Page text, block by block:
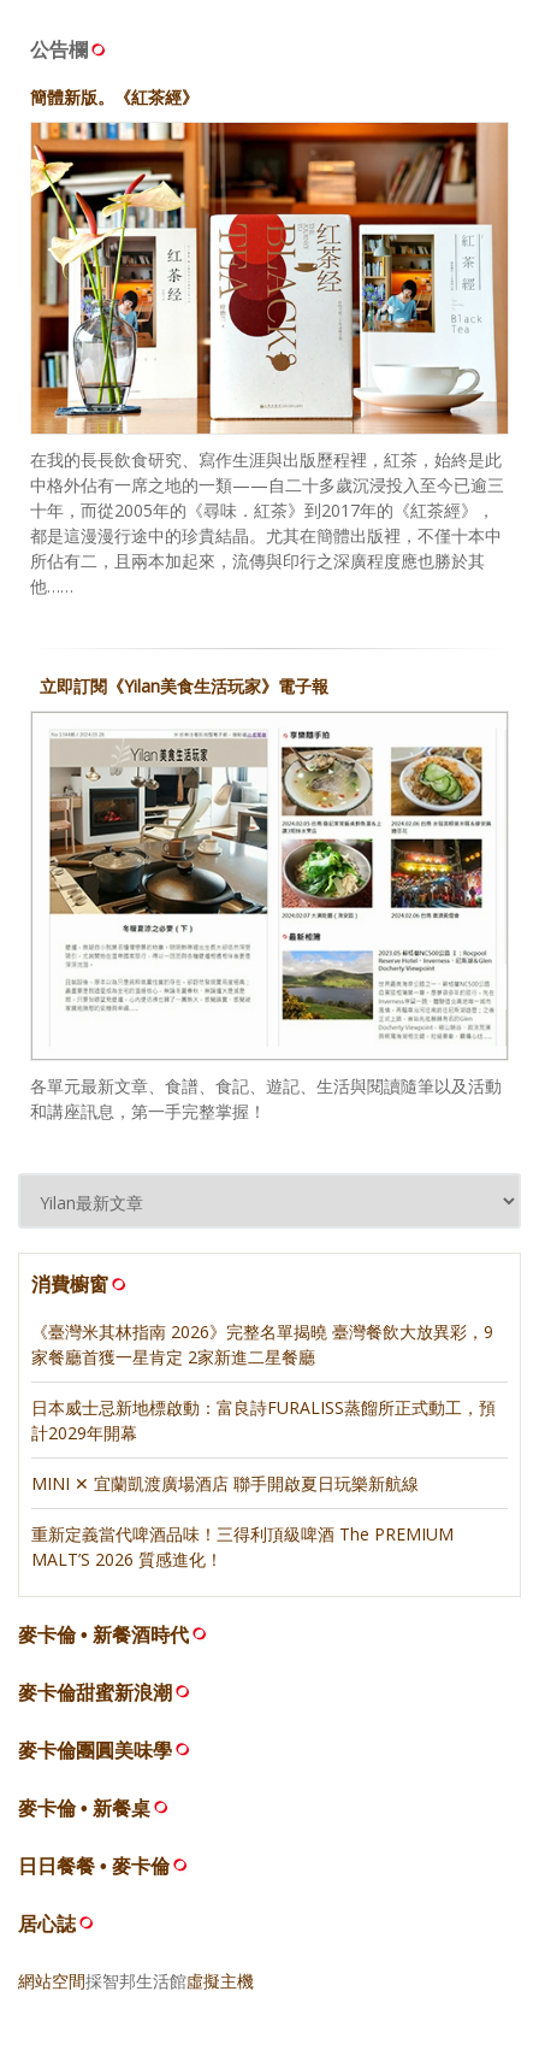
公告欄
簡體新版。《紅茶經》
在我的長長飲食研究、寫作生涯與出版歷程裡，紅茶，始終是此
中格外佔有一席之地的一類——自二十多歲沉浸投入至今已逾三
十年，而從2005年的《尋味．紅茶》到2017年的《紅茶經》，
都是這漫漫行途中的珍貴結晶。尤其在簡體出版裡，不僅十本中
所佔有二，且兩本加起來，流傳與印行之深廣程度應也勝於其
他……
立即訂閱《Yilan美食生活玩家》電子報
各單元最新文章、食譜、食記、遊記、生活與閱讀隨筆以及活動
和講座訊息，第一手完整掌握！
消費櫥窗
《臺灣米其林指南 2026》完整名單揭曉 臺灣餐飲大放異彩，9
家餐廳首獲一星肯定 2家新進二星餐廳
日本威士忌新地標啟動：富良詩FURALISS蒸餾所正式動工，預
計2029年開幕
MINI ✕ 宜蘭凱渡廣場酒店 聯手開啟夏日玩樂新航線
重新定義當代啤酒品味！三得利頂級啤酒 The PREMIUM
MALT’S 2026 質感進化！
麥卡倫 • 新餐酒時代
麥卡倫甜蜜新浪潮
麥卡倫團圓美味學
麥卡倫 • 新餐桌
日日餐餐 • 麥卡倫
居心誌
網站空間採智邦生活館虛擬主機